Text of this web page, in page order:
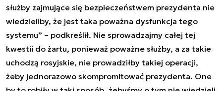
służby zajmujące się bezpieczeństwem prezydenta nie
wiedzieliby, że jest taka poważna dysfunkcja tego
systemu” – podkreślił. Nie sprowadzajmy całej tej
kwestii do żartu, ponieważ poważne służby, a za takie
uchodzą rosyjskie, nie prowadziłby takiej operacji,
żeby jednorazowo skompromitować prezydenta. One